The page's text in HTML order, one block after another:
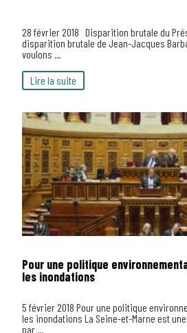
28 février 2018 Disparition brutale du
disparition brutale de Jean-Jacques
voulons …
Lire la suite
Pour une politique
les inondations
5 février 2018 Pour une politique
les inondations La Seine-et-Marne est
par …